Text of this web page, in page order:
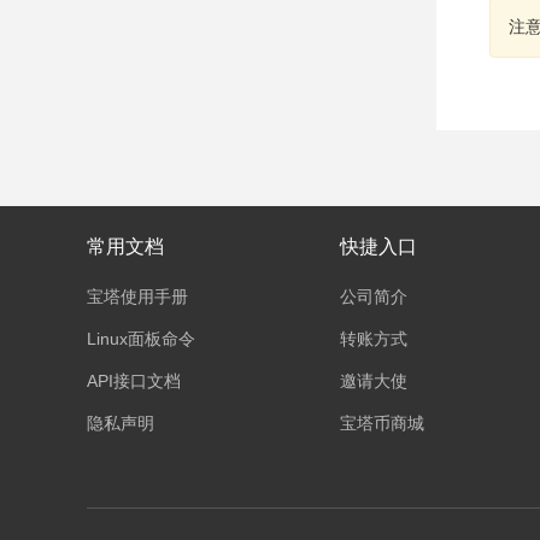
注
常用文档
宝塔使用手册
Linux面板命令
API接口文档
隐私声明
快捷入口
公司简介
转账方式
邀请大使
宝塔币商城